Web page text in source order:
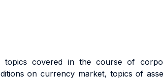
topics covered in the course of
on currency market, topics of